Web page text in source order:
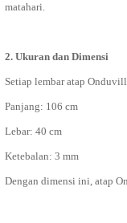
matahari.
2. Ukuran dan Dimensi
Setiap lembar atap
Panjang: 106 cm
Lebar: 40 cm
Ketebalan: 3 mm
Dengan dimensi ini, atap